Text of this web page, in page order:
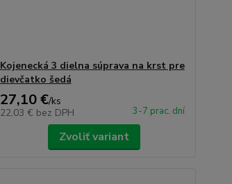
Kojenecká 3 dielna súprava na krst pre
dievčatko šedá
27,10 €/ks
22,03 € bez DPH 3-7 prac. dní
Zvoliť variant